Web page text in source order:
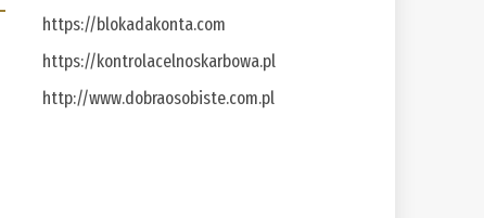
https://blokadakonta.com
https://kontrolacelnoskarbowa.pl
http://www.dobraosobiste.com.pl